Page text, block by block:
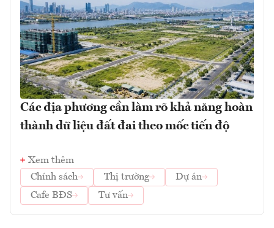
Các địa phương cần làm rõ khả năng hoàn
thành dữ liệu đất đai theo mốc tiến độ
Xem thêm
Chính sách
Thị trường
Dự án
Cafe BĐS
Tư vấn